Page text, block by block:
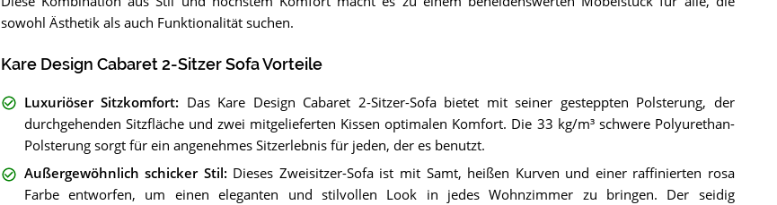
sowohl Ästhetik als auch Funktionalität suchen.
Kare Design Cabaret 2-Sitzer Sofa Vorteile
Luxuriöser Sitzkomfort: Das Kare Design Cabaret 2-Sitzer-Sofa bietet mit seiner gesteppten Polsterung, der
durchgehenden Sitzfläche und zwei mitgelieferten Kissen optimalen Komfort. Die 33 kg/m³ schwere Polyurethan-
Polsterung sorgt für ein angenehmes Sitzerlebnis für jeden, der es benutzt.
Außergewöhnlich schicker Stil: Dieses Zweisitzer-Sofa ist mit Samt, heißen Kurven und einer raffinierten rosa
Farbe entworfen, um einen eleganten und stilvollen Look in jedes Wohnzimmer zu bringen. Der seidig